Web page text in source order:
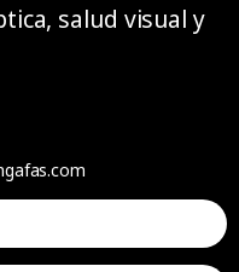
salud visual y